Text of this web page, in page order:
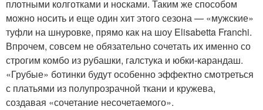
плотными колготками и носками. Таким же способом
можно носить и еще один хит этого сезона — «мужские»
туфли на шнуровке, прямо как на шоу Elisabetta Franchi.
Впрочем, совсем не обязательно сочетать их именно со
строгим комбо из рубашки, галстука и юбки-карандаш.
«Грубые» ботинки будут особенно эффектно смотреться
с платьями из полупрозрачной ткани и кружева,
создавая «сочетание несочетаемого».